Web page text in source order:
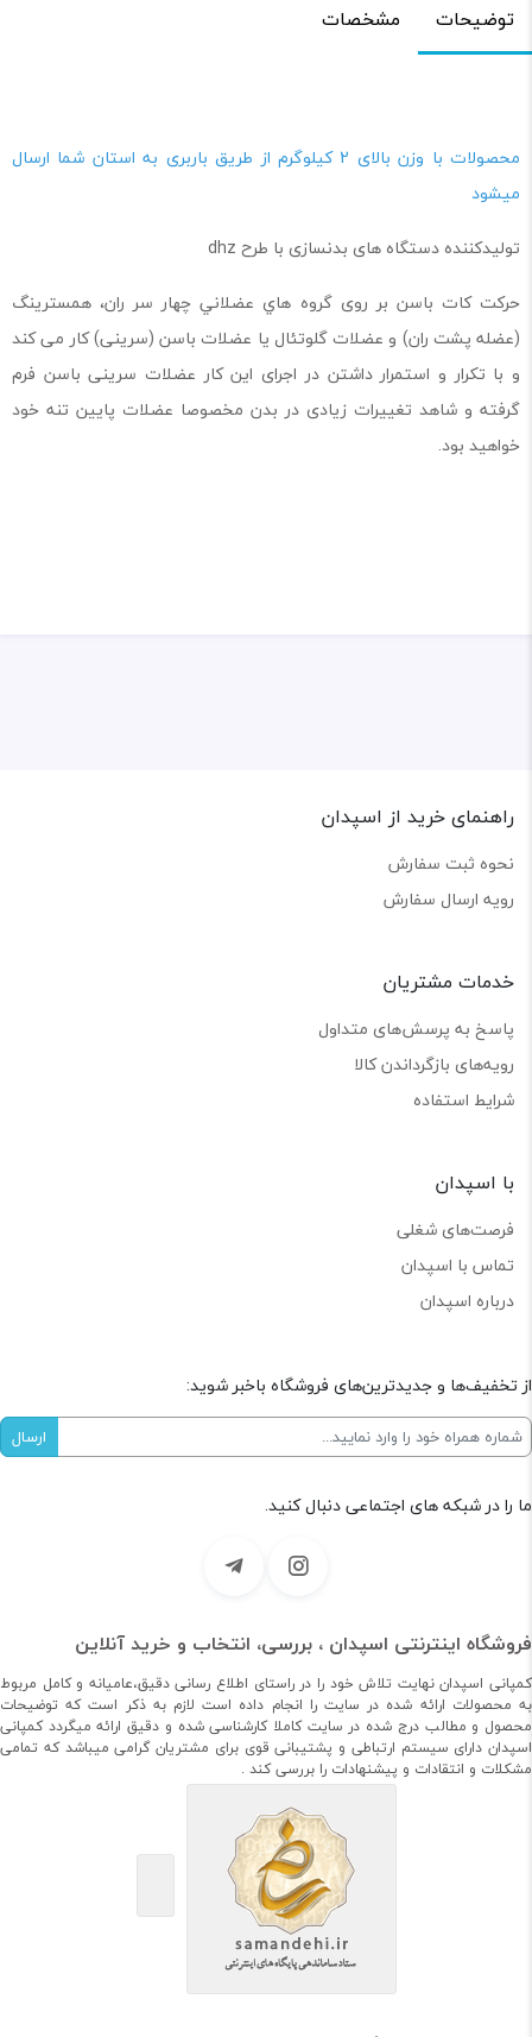
توضیحات مشخصات
محصولات با وزن بالای 2 کیلوگرم از طریق باربری به استان شما ارسال
میشود
تولیدکننده دستگاه های بدنسازی با طرح dhz
حرکت کات باسن بر روی گروه هاي عضلاني چهار سر ران، همسترینگ
(عضله پشت ران) و عضلات گلوتئال یا عضلات باسن (سرینی) کار می کند
و با تکرار و استمرار داشتن در اجرای این کار عضلات سرینی باسن فرم
گرفته و شاهد تغییرات زیادی در بدن مخصوصا عضلات پایین تنه خود
خواهید بود.
راهنمای خرید از اسپدان
نحوه ثبت سفارش
رویه ارسال سفارش
خدمات مشتریان
پاسخ به پرسش‌های متداول
رویه‌های بازگرداندن کالا
شرایط استفاده
با اسپدان
فرصت‌های شغلی
تماس با اسپدان
درباره اسپدان
از تخفیف‌ها و جدیدترین‌های فروشگاه باخبر شوید:
ما را در شبکه های اجتماعی دنبال کنید.
فروشگاه اینترنتی اسپدان ، بررسی، انتخاب و خرید آنلاین
کمپانی اسپدان نهایت تلاش خود را در راستای اطلاع رسانی دقیق،عامیانه و کامل مربوط
به محصولات ارائه شده در سایت را انجام داده است لازم به ذکر است که توضیحات
محصول و مطالب درج شده در سایت کاملا کارشناسی شده و دقیق ارائه میگردد کمپانی
اسپدان دارای سیستم ارتباطی و پشتیبانی قوی برای مشتریان گرامی میباشد که تمامی
مشکلات و انتقادات و پیشنهادات را بررسی کند .